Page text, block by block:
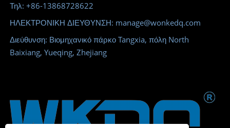
Τηλ: +86-13868728622
ΗΛΕΚΤΡΟΝΙΚΗ ΔΙΕΥΘΥΝΣΗ: manage@wonkedq.com
Διεύθυνση: Βιομηχανικό πάρκο Tangxia, πόλη North
Baixiang, Yueqing, Zhejiang